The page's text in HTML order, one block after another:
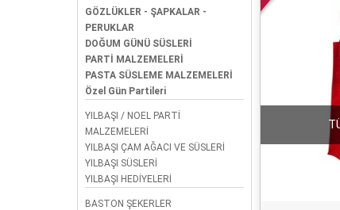
GÖZLÜKLER - ŞAPKALAR -
PERUKLAR
DOĞUM GÜNÜ SÜSLERİ
PARTİ MALZEMELERİ
PASTA SÜSLEME MALZEMELERİ
Özel Gün Partileri
YILBAŞI / NOEL PARTİ
MALZEMELERİ
YILBAŞI ÇAM AĞACI VE SÜSLERİ
YILBAŞI SÜSLERİ
YILBAŞI HEDİYELERİ
BASTON ŞEKERLER